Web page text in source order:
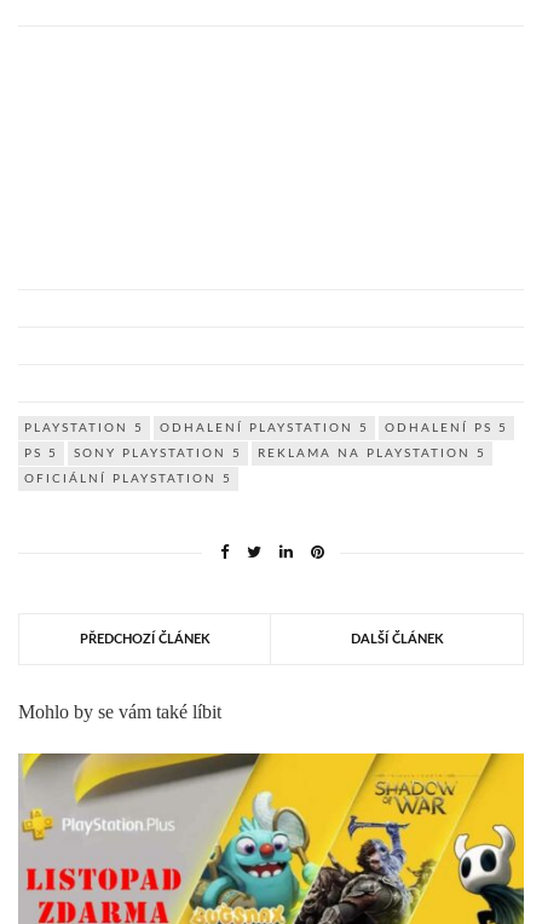
PLAYSTATION 5 ODHALENÍ PLAYSTATION 5 ODHALENÍ PS 5
PS 5 SONY PLAYSTATION 5 REKLAMA NA PLAYSTATION 5
OFICIÁLNÍ PLAYSTATION 5
PŘEDCHOZÍ ČLÁNEK DALŠÍ ČLÁNEK
Mohlo by se vám také líbit
6 LISTOPADU, 2020